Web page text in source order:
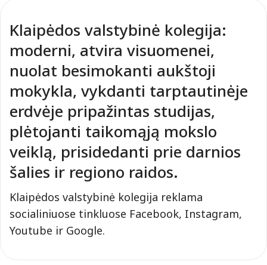
Klaipėdos valstybinė kolegija:
moderni, atvira visuomenei,
nuolat besimokanti aukštoji
mokykla, vykdanti tarptautinėje
erdvėje pripažintas studijas,
plėtojanti taikomąją mokslo
veiklą, prisidedanti prie darnios
šalies ir regiono raidos.
Klaipėdos valstybinė kolegija reklama
socialiniuose tinkluose Facebook, Instagram,
Youtube ir Google.